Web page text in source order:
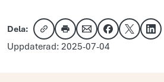
Dela:
Kopiera länk
Skriv utDela via e-post
Dela påDela på X
Uppdaterad: 2025-07-04